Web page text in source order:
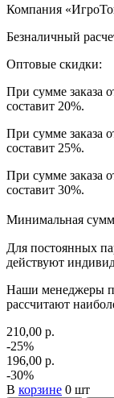
Компания
Безналичный
Оптовые скидки:
При сумме заказа
составит 20%.
При сумме заказа
составит 25%.
При сумме заказа
составит 30%.
Минимальная
Для постоянных
действуют
Наши менеджеры
рассчитают
210,00 р.
-25%
196,00 р.
-30%
В корзине 0 шт